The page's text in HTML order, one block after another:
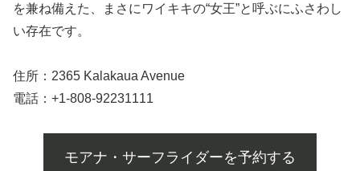
を兼ね備えた、まさにワイキキの“女王”と呼ぶにふさわし
い存在です。
住所：2365 Kalakaua Avenue
電話：+1-808-92231111
モアナ・サーフライダーを予約する